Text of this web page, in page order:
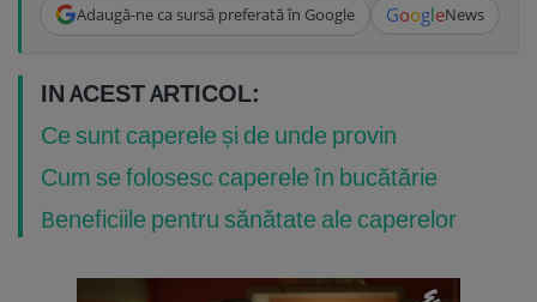
Adaugă-ne ca sursă preferată în Google GoogleNews
IN ACEST ARTICOL:
Ce sunt caperele și de unde provin
Cum se folosesc caperele în bucătărie
Beneficiile pentru sănătate ale caperelor